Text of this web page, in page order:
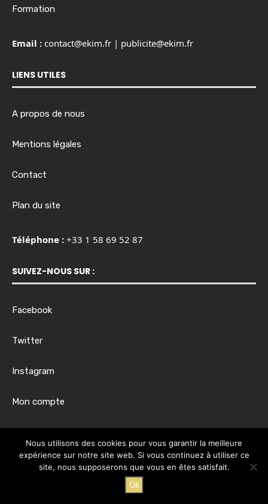
Formation
Email : contact@ekim.fr | publicite@ekim.fr
LIENS UTILES
A propos de nous
Mentions légales
Contact
Plan du site
Téléphone : +33 1 58 69 52 87
SUIVEZ-NOUS SUR :
Facebook
Twitter
Instagram
Mon compte
Du lundi au vendredi, de 8h00 à 17h30
@2024 - Tous droits réservés.
Nous utilisons des cookies pour vous garantir la meilleure
expérience sur notre site web. Si vous continuez à utiliser ce
site, nous supposerons que vous en êtes satisfait.
Ok